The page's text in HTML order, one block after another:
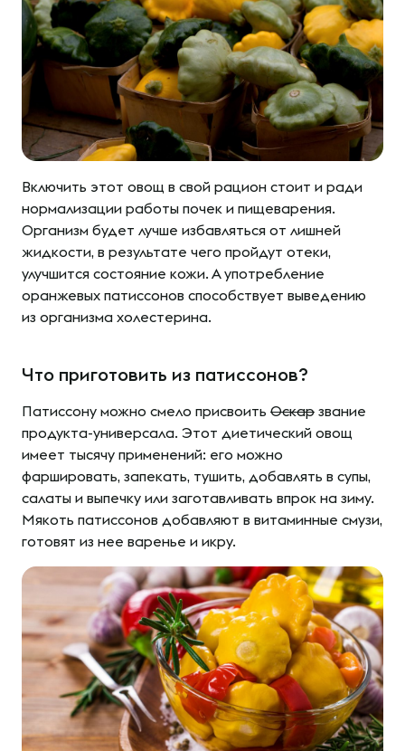
Включить этот овощ в свой рацион стоит и ради
нормализации работы почек и пищеварения.
Организм будет лучше избавляться от лишней
жидкости, в результате чего пройдут отеки,
улучшится состояние кожи. А употребление
оранжевых патиссонов способствует выведению
из организма холестерина.
Что приготовить из патиссонов?
Патиссону можно смело присвоить Оскар звание
продукта-универсала. Этот диетический овощ
имеет тысячу применений: его можно
фаршировать, запекать, тушить, добавлять в супы,
салаты и выпечку или заготавливать впрок на зиму.
Мякоть патиссонов добавляют в витаминные смузи,
готовят из нее варенье и икру.